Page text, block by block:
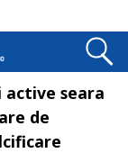
active seara
de